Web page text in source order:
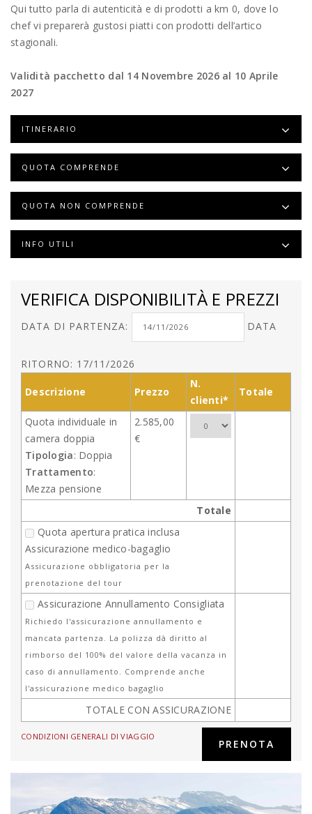
Qui tutto parla di autenticità e di prodotti a km 0, dove lo
chef vi preparerà gustosi piatti con prodotti dell’artico
stagionali.
Validità pacchetto dal 14 Novembre 2026 al 10 Aprile
2027
ITINERARIO
QUOTA COMPRENDE
QUOTA NON COMPRENDE
INFO UTILI
VERIFICA DISPONIBILITÀ E PREZZI
DATA DI PARTENZA: DATA
RITORNO: 17/11/2026
Descrizione Prezzo
N.
clienti*
Totale
Quota individuale in
camera doppia
Tipologia: Doppia
Trattamento:
Mezza pensione
2.585,00
€
Totale
Quota apertura pratica inclusa
Assicurazione medico-bagaglio
Assicurazione obbligatoria per la
prenotazione del tour
Assicurazione Annullamento Consigliata
Richiedo l'assicurazione annullamento e
mancata partenza. La polizza dà diritto al
rimborso del 100% del valore della vacanza in
caso di annullamento. Comprende anche
l'assicurazione medico bagaglio
TOTALE CON ASSICURAZIONE
CONDIZIONI GENERALI DI VIAGGIO